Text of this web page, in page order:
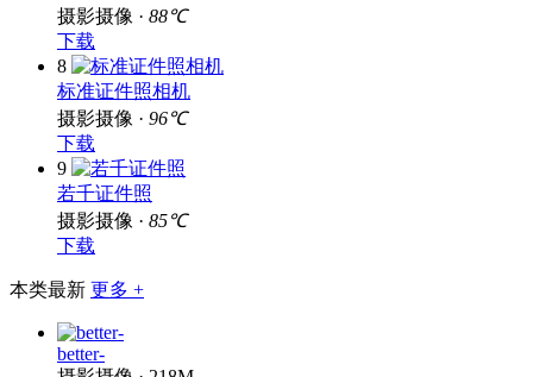
摄影摄像 · 88℃
下载
8
标准证件照相机
摄影摄像 · 96℃
下载
9
若千证件照
摄影摄像 · 85℃
下载
本类最新 更多 +
better-